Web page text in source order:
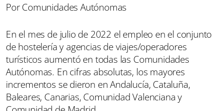
Por Comunidades Autónomas
En el mes de julio de 2022 el empleo en el conjunto
de hostelería y agencias de viajes/operadores
turísticos aumentó en todas las Comunidades
Autónomas. En cifras absolutas, los mayores
incrementos se dieron en Andalucía, Cataluña,
Baleares, Canarias, Comunidad Valenciana y